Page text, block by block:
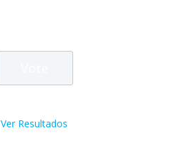
Ver Resultados